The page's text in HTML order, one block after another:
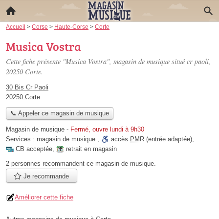
Accueil > Corse > Haute-Corse > Corte
Musica Vostra
Cette fiche présente "Musica Vostra", magasin de musique situé cr paoli,
20250 Corte.
30 Bis Cr Paoli
20250 Corte
📞 Appeler ce magasin de musique
Magasin de musique - Fermé, ouvre lundi à 9h30
Services : magasin de musique , accès PMR (entrée adaptée),
CB acceptée,
retrait en magasin
2 personnes recommandent ce magasin de musique.
Je recommande
Améliorer cette fiche